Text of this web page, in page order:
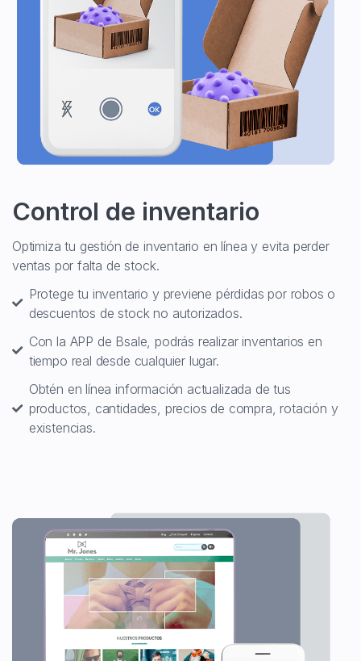
Control de inventario
Optimiza tu gestión de inventario en línea y evita perder
ventas por falta de stock.
Protege tu inventario y previene pérdidas por robos o
descuentos de stock no autorizados.
Con la APP de Bsale, podrás realizar inventarios en
tiempo real desde cualquier lugar.
Obtén en línea información actualizada de tus
productos, cantidades, precios de compra, rotación y
existencias.